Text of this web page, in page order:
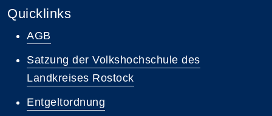
Quicklinks
AGB
Satzung der Volkshochschule des
Landkreises Rostock
Entgeltordnung